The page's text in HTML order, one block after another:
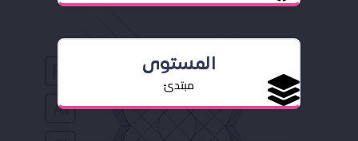
المستوى
مبتدئ